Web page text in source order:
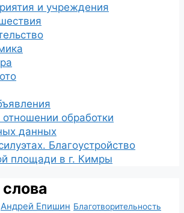
и учреждения
отношении обработки
данных
Благоустройство
площади в г. Кимры
Андрей Епишин Благотворительность